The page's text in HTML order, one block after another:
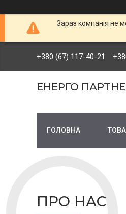
Зараз компанія не
+380 (67) 117-40-21
ЕНЕРГО
ГОЛОВНА
ПРО НАС